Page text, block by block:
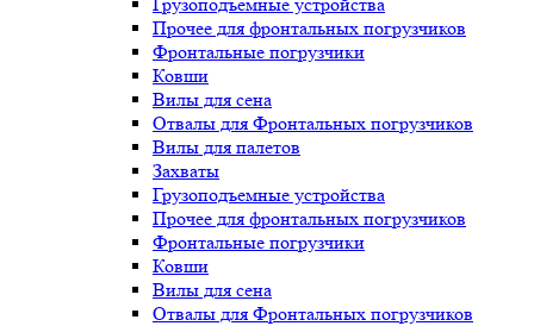
Прочее для фронтальных погрузчиков
Фронтальные погрузчики
Ковши
Вилы для сена
Отвалы для Фронтальных погрузчиков
Вилы для палетов
Захваты
Грузоподъемные устройства
Прочее для фронтальных погрузчиков
Фронтальные погрузчики
Ковши
Вилы для сена
Отвалы для Фронтальных погрузчиков